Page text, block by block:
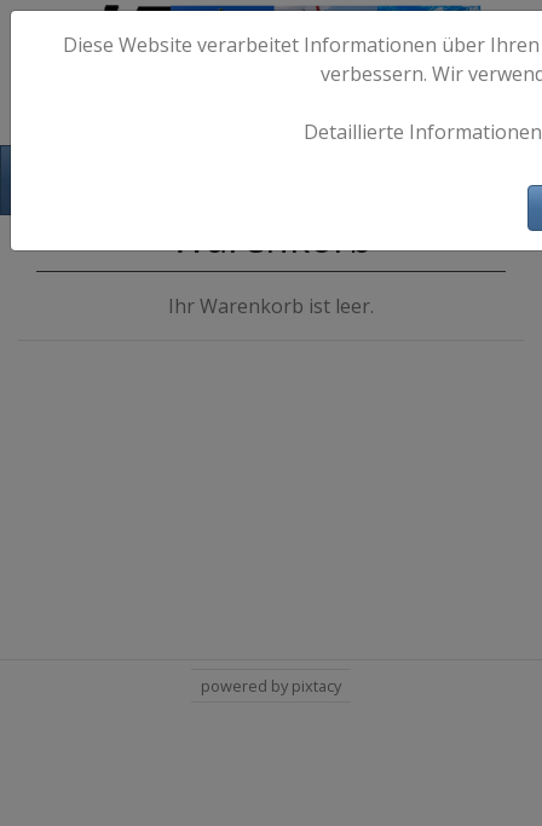
Warenkorb
Ihr Warenkorb ist leer.
Diese Website verarbeitet Informationen über
verbessern. Wir
Detaillierte
powered by pixtacy